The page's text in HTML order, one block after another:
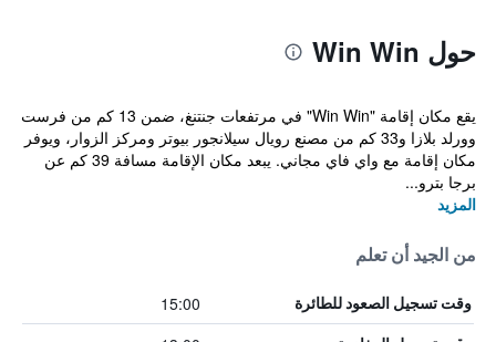
حول Win Win
يقع مكان إقامة "Win Win" في مرتفعات جنتنغ، ضمن 13 كم من فرست
وورلد بلازا و33 كم من مصنع رويال سيلانجور بيوتر ومركز الزوار، ويوفر
مكان إقامة مع واي فاي مجاني. يبعد مكان الإقامة مسافة 39 كم عن
برجا بترو...
المزيد
من الجيد أن تعلم
وقت تسجيل الصعود للطائرة 15:00